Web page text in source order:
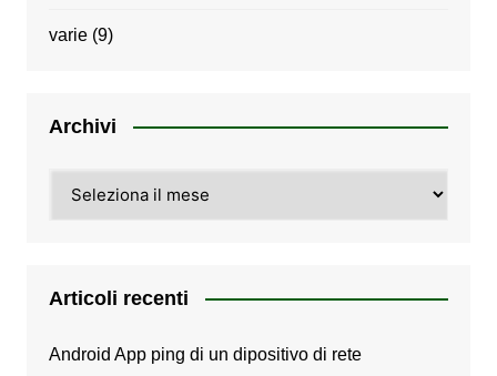
varie(9)
Archivi
Articoli recenti
Android App ping di un dipositivo di rete